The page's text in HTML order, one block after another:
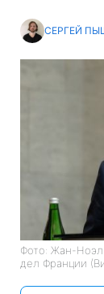
СЕРГЕЙ
Фото: Жан-
дел Франции